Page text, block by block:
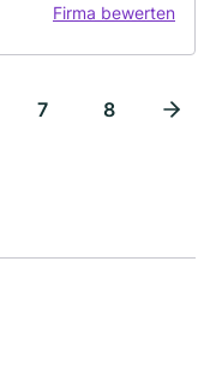
Firma bewerten
7 8